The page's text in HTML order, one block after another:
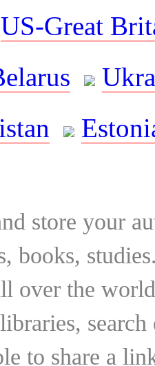
US-Great
store your
books,
over the
to share a